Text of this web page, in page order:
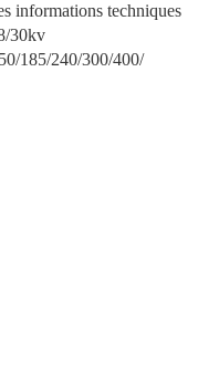
informations techniques
30kv
185/240/300/400/